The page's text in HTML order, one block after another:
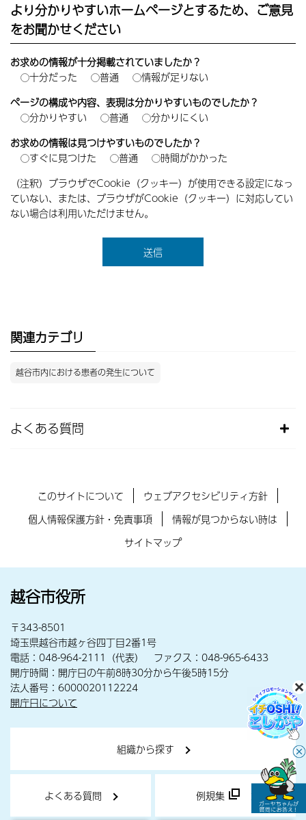
より分かりやすいホームページとするため、ご意見
をお聞かせください
お求めの情報が十分掲載されていましたか？
十分だった
普通
情報が足りない
ページの構成や内容、表現は分かりやすいものでしたか？
分かりやすい
普通
分かりにくい
お求めの情報は見つけやすいものでしたか？
すぐに見つけた
普通
時間がかかった
（注釈）ブラウザでCookie（クッキー）が使用できる設定になっ
ていない、または、ブラウザがCookie（クッキー）に対応してい
ない場合は利用いただけません。
関連カテゴリ
越谷市内における患者の発生について
よくある質問
このサイトについて
ウェブアクセシビリティ方針
個人情報保護方針・免責事項
情報が見つからない時は
サイトマップ
越谷市役所
〒343-8501
埼玉県越谷市越ヶ谷四丁目2番1号
電話：048-964-2111（代表） ファクス：048-965-6433
開庁時間：開庁日の午前8時30分から午後5時15分
法人番号：6000020112224
開庁日について
組織から探す
よくある質問 例規集